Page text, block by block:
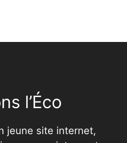
l’Éco
jeune site internet,